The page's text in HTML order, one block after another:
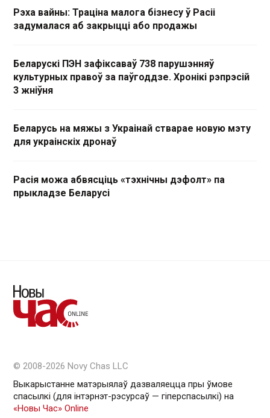
Рэха вайны: Траціна малога бізнесу ў Расіі
задумалася аб закрыцці або продажы
Беларускі ПЭН зафіксаваў 738 парушэнняў
культурных правоў за паўгоддзе. Хронікі рэпрэсій
3 жніўня
Беларусь на мяжы з Украінай стварае новую мэту
для украінскіх дронаў
Расія можа абвясціць «тэхнічны дэфолт» па
прыкладзе Беларусі
© 2008-2026 Novy Chas LLC
Выкарыстанне матэрыялаў дазваляецца пры ўмове
спасылкі (для інтэрнэт-рэсурсаў — гiперспасылкi) на
«Новы Час» Online